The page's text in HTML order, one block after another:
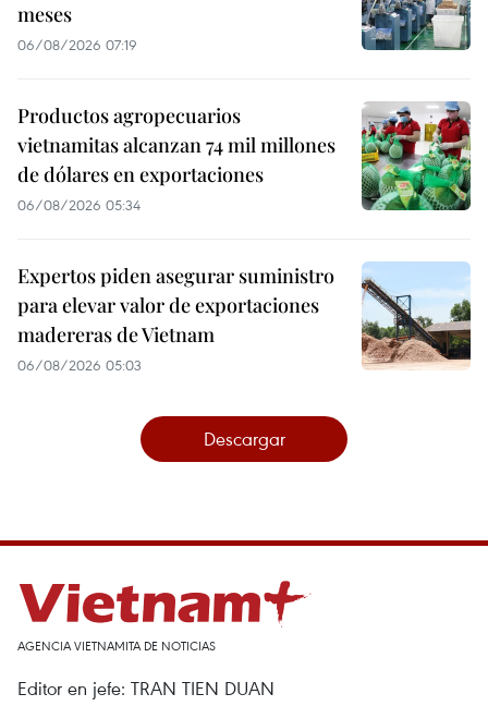
meses
06/08/2026 07:19
Productos agropecuarios
vietnamitas alcanzan 74 mil millones
de dólares en exportaciones
06/08/2026 05:34
Expertos piden asegurar suministro
para elevar valor de exportaciones
madereras de Vietnam
06/08/2026 05:03
Descargar
AGENCIA VIETNAMITA DE NOTICIAS
Editor en jefe: TRAN TIEN DUAN